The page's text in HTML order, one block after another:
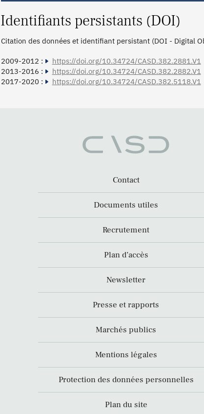
Identifiants persistants (DOI)
Citation des données et identifiant persistant (DOI - Digital
2009-2012 :
https://doi.org/10.34724/CASD.382.2881.V1
2013-2016 :
https://doi.org/10.34724/CASD.382.2882.V1
2017-2020 :
https://doi.org/10.34724/CASD.382.5118.V1
Contact
Documents utiles
Recrutement
Plan d’accès
Newsletter
Presse et rapports
Marchés publics
Mentions légales
Protection des données personnelles
Plan du site